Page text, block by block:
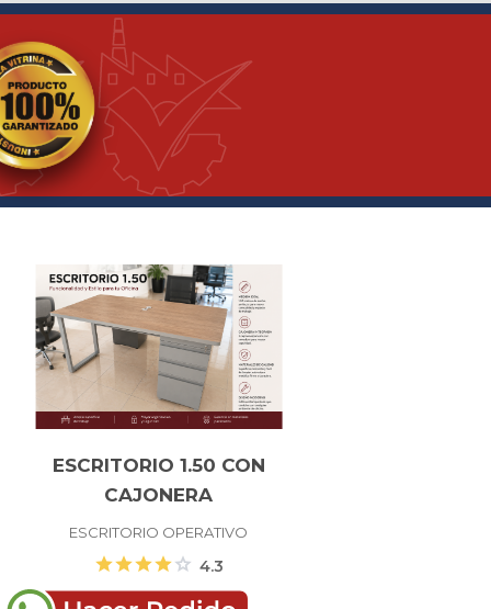
ESCRITORIO 1.50 CON
CAJONERA
ESCRITORIO OPERATIVO
starstarstarstarstar 4.3